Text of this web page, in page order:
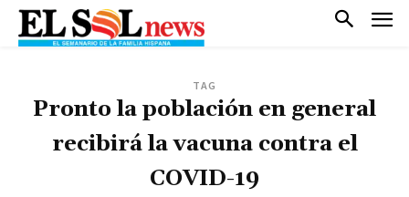
TAG
Pronto la población en general
recibirá la vacuna contra el
COVID-19